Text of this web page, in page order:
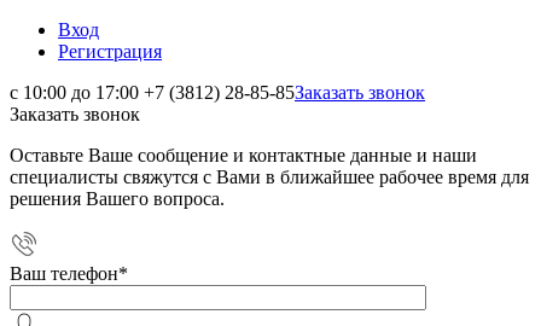
Вход
Регистрация
с 10:00 до 17:00 +7 (3812) 28-85-85Заказать звонок
Заказать звонок
Оставьте Ваше сообщение и контактные данные и наши
специалисты свяжутся с Вами в ближайшее рабочее время для
решения Вашего вопроса.
Ваш телефон*